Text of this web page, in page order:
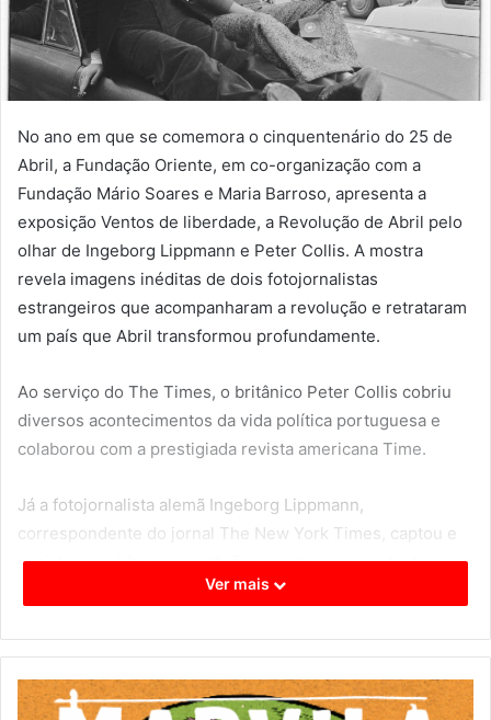
No ano em que se comemora o cinquentenário do 25 de
Abril, a Fundação Oriente, em co-organização com a
Fundação Mário Soares e Maria Barroso, apresenta a
exposição Ventos de liberdade, a Revolução de Abril pelo
olhar de Ingeborg Lippmann e Peter Collis. A mostra
revela imagens inéditas de dois fotojornalistas
estrangeiros que acompanharam a revolução e retrataram
um país que Abril transformou profundamente.
Ao serviço do The Times, o britânico Peter Collis cobriu
diversos acontecimentos da vida política portuguesa e
colaborou com a prestigiada revista americana Time.
Já a fotojornalista alemã Ingeborg Lippmann,
correspondente do jornal The New York Times, captou e
registou as vidas, as condições sociais e os contextos que
marcaram estes tempos.
Comissariada por Fátima Lopes Cardoso e Pedro Marques
Gomes, a exposição parte dos seus arquivos, depositados
na Fundação Mário Soares e Maria Barroso, e que são
Ver mais